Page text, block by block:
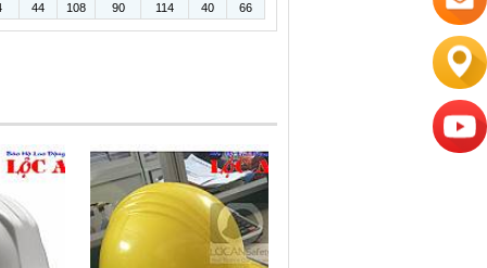
44 108 90 114 40 66